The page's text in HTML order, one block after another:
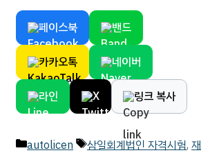
페이스북 밴드
카카오톡 네이버
라인 X 링크 복사
카
autolicen
태
삼일회계법인 자격시험, 재